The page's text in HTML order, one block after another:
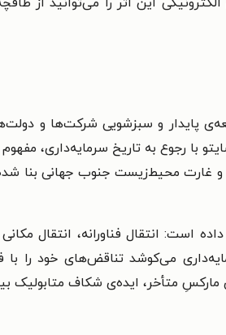
پایدار و سبزشویی شرکت‌ها و
با رجوع به تاریخ سرمایه‌داری،
و غارت محیط‌زیست جنوب جهانی بنا
است: انتقال فناورانه، انتقال مکانی
می‌کوشد تناقض‌های خود را با
متأخر، ایده‌ی شکاف متابولیک